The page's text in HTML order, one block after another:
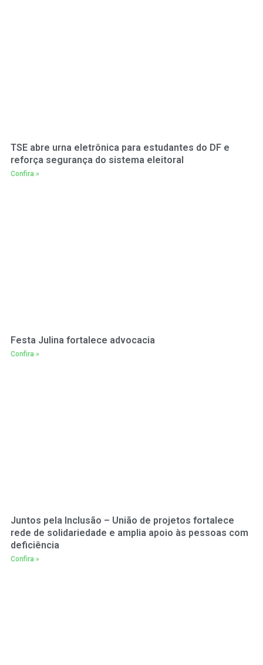
TSE abre urna eletrônica para estudantes do DF e
reforça segurança do sistema eleitoral
Confira »
Festa Julina fortalece advocacia
Confira »
Juntos pela Inclusão – União de projetos fortalece
rede de solidariedade e amplia apoio às pessoas com
deficiência
Confira »